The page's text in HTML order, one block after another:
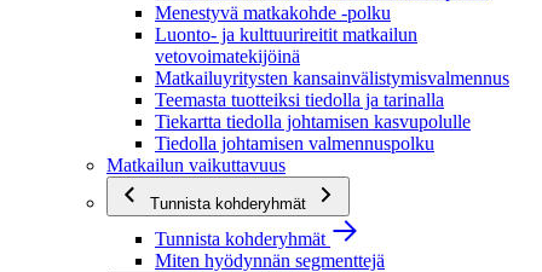
Menestyvä matkakohde -polku
Luonto- ja kulttuurireitit matkailun
vetovoimatekijöinä
Matkailuyritysten kansainvälistymisvalmennus
Teemasta tuotteiksi tiedolla ja tarinalla
Tiekartta tiedolla johtamisen kasvupolulle
Tiedolla johtamisen valmennuspolku
Matkailun vaikuttavuus
Tunnista kohderyhmät
Tunnista kohderyhmät
Miten hyödynnän segmenttejä